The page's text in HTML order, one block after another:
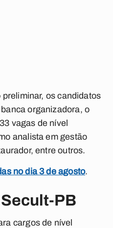
os candidatos
organizadora, o
vagas de nível
analista em gestão
entre outros.
no dia 3 de agosto.
PB
cargos de nível